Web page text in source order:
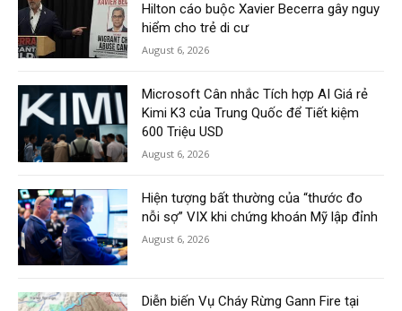
Hilton cáo buộc Xavier Becerra gây nguy
hiểm cho trẻ di cư
August 6, 2026
Microsoft Cân nhắc Tích hợp AI Giá rẻ
Kimi K3 của Trung Quốc để Tiết kiệm
600 Triệu USD
August 6, 2026
Hiện tượng bất thường của “thước đo
nỗi sợ” VIX khi chứng khoán Mỹ lập đỉnh
August 6, 2026
Diễn biến Vụ Cháy Rừng Gann Fire tại